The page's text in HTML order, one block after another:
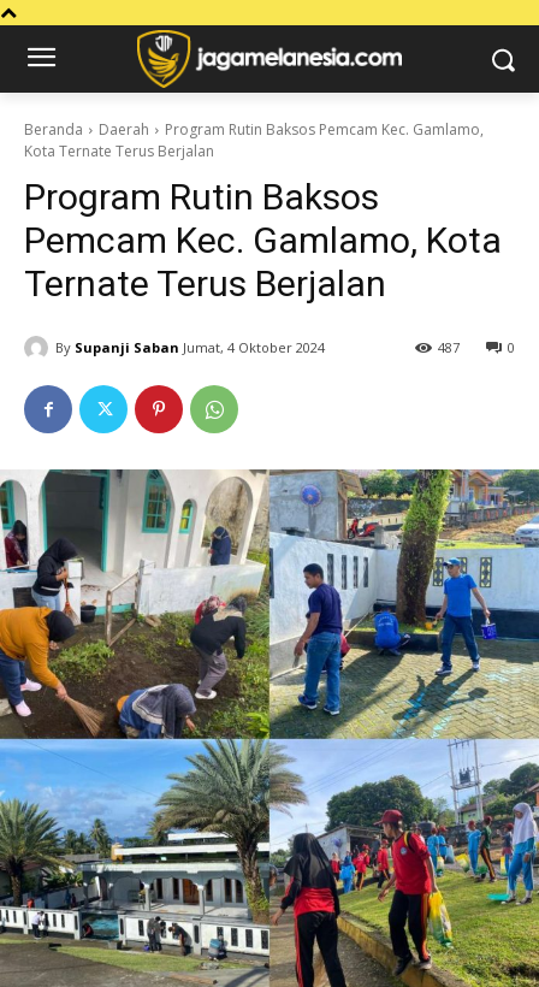
Beranda Daerah
Program Rutin Baksos Pemcam Kec. Gamlamo,
Kota Ternate Terus Berjalan
Program Rutin Baksos
Pemcam Kec. Gamlamo, Kota
Ternate Terus Berjalan
By Supanji Saban Jumat, 4 Oktober 2024 0
487